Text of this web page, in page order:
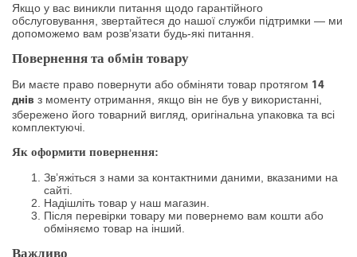
Якщо у вас виникли питання щодо гарантійного
обслуговування, звертайтеся до нашої служби підтримки — ми
допоможемо вам розв’язати будь-які питання.
Повернення та обмін товару
Ви маєте право повернути або обміняти товар протягом 14
днів з моменту отримання, якщо він не був у використанні,
збережено його товарний вигляд, оригінальна упаковка та всі
комплектуючі.
Як оформити повернення:
Зв’яжіться з нами за контактними даними, вказаними на
сайті.
Надішліть товар у наш магазин.
Після перевірки товару ми повернемо вам кошти або
обміняємо товар на інший.
Важливо